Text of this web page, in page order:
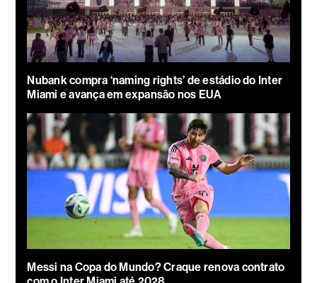
Nubank compra ‘naming rights’ de estádio do Inter
Miami e avança em expansão nos EUA
Messi na Copa do Mundo? Craque renova contrato